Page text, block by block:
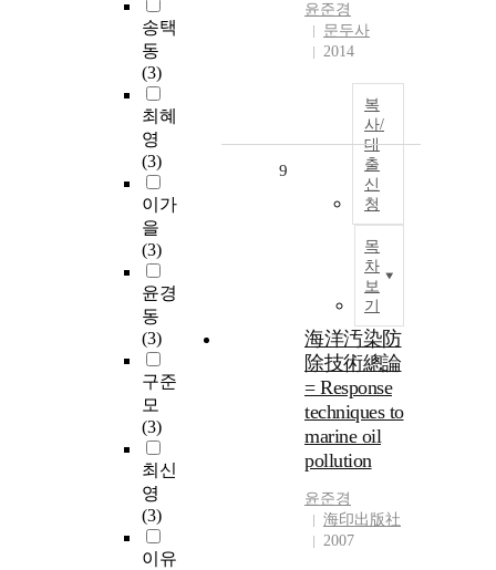
송택
동
(3)
최혜
영
(3)
이가
을
(3)
윤경
동
(3)
구준
모
(3)
최신
영
(3)
이유
윤준경
문두사
2014
복
사/
대
출
신
청
목
차
보
기
9
海洋汚染防
除技術總論
= Response
techniques to
marine oil
pollution
윤준경
海印出版社
2007